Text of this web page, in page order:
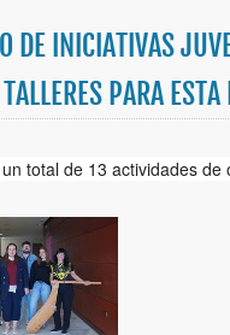
DE INICIATIVAS
PARA
total de 13 actividades